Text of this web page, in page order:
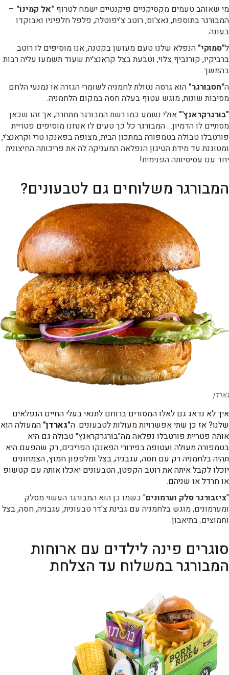
מי שאוהב טעמים מקסיקניים פיקנטיים ישמח לטרוף "אל קמינו" –
המבורגר בתוספת, נאצ'וס, רוטב צ'יפוטלה, פלפל חלפיניו ואבוקדו
בעונה.
ל"סמוקי" הנפלא שלנו טעם מעושן בקטנה, אנו מוסיפים לו רוטב
ברביקיו, קורנביף צלוי, וטבעת בצל קראנצ'ית שעוד תשמעו עליה רבות
בהמשך.
ה"חסבורגר" הוא גרסה נטולת לחמניה לשומרי הגזרה או נמנעי הלחם
מסיבות שונות, מוגש עטוף בעלה חסה במקום הלחמניה.
"בורגרקראנץ'" אולי נשמע כמו רשת המבורגר מתחרה, אך זהו שכאן
מסתיים לו הדמיון… המבורגר כל כך טעים לו אנחנו מוסיפים פטריית
פורטבלו טבולה בטמפורה במתכון הבית, מצופה בפאנקו טרי וקראנצ'י,
ומטוגנת עד מידת הטיגון הנפלאה המעניקה לה את פריכותה החיצונית
יחד עם עסיסיותה הפנימית!
המבורגר משלוחים גם לטבעונים?
גארדן
איך לא נדאג גם לאלו המסורים ברוחם לתנאי בעלי החיים הנפלאים
שלנו? אז כן שתיאפשרויות מעולות לטבעונים. ה"גארדן" המעולה הוא
אותה פטריית פורטבלו נפלאה מה"בורגרקראנץ" טבולה גם היא
בטמפורה מעולה ועטופה בפירורי הפאנקו הפריכים, רק שהפעם היא
תהיה בלחמניה רק עם חסה, עגבניה, בצל ומלפפון חמוץ, הצמחונים
יוכלו לקבל איתה את רוטב הקפטן, הטבעונים יאכלו אותה עם קטשופ
או חרדל או שניהם.
"ציזבורגר סלק וערמונים" כשמו כן הוא המבורגר העשוי מסלק
ומערמונים, מוגש בלחמניה עם גבינת צ'דר טבעונית, עגבניה, חסה, בצל
וחמוצים. בתיאבון.
סוגרים פינה לילדים עם ארוחות
המבורגר במשלוח עד הצלחת